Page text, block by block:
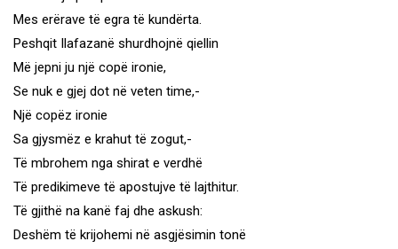
Mes erërave të egra të kundërta.
Peshqit Ilafazanë shurdhojnë qiellin
Më jepni ju një copë ironie,
Se nuk e gjej dot në veten time,-
Një copëz ironie
Sa gjysmëz e krahut të zogut,-
Të mbrohem nga shirat e verdhë
Të predikimeve të apostujve të lajthitur.
Të gjithë na kanë faj dhe askush:
Deshëm të krijohemi në asgjësimin tonë